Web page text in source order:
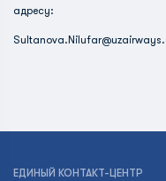
адресу:
ЕДИНЫЙ КОНТАКТ-ЦЕНТР